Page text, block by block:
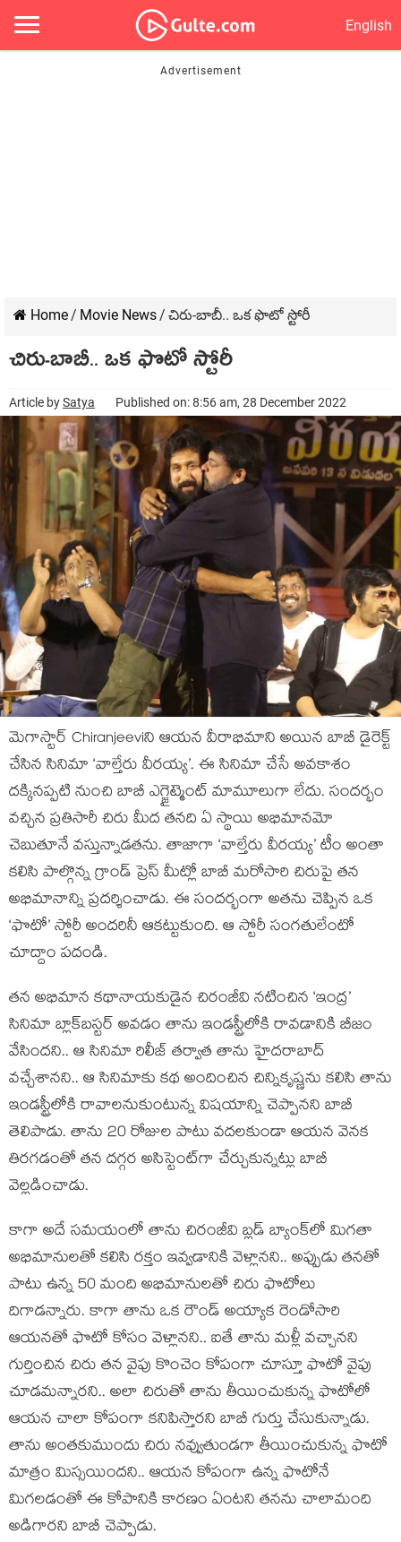
English
Home/ Movie News/ చిరు-బాబీ.. ఒక ఫొటో స్టోరీ
చిరు-బాబీ.. ఒక ఫొటో స్టోరీ
Article bySatya Published on: 8:56 am, 28 December 2022
మెగాస్టార్ Chiranjeeviని ఆయన వీరాభిమాని అయిన బాబీ డైరెక్ట్
చేసిన సినిమా ‘వాల్తేరు వీరయ్య’. ఈ సినిమా చేసే అవకాశం
దక్కినప్పటి నుంచి బాబీ ఎగ్జైట్మెంట్ మామూలుగా లేదు. సందర్భం
వచ్చిన ప్రతిసారీ చిరు మీద తనది ఏ స్థాయి అభిమానమో
చెబుతూనే వస్తున్నాడతను. తాజాగా ‘వాల్తేరు వీరయ్య’ టీం అంతా
కలిసి పాల్గొన్న గ్రాండ్ ప్రెస్ మీట్లో బాబీ మరోసారి చిరుపై తన
అభిమానాన్ని ప్రదర్శించాడు. ఈ సందర్భంగా అతను చెప్పిన ఒక
‘ఫొటో’ స్టోరీ అందరినీ ఆకట్టుకుంది. ఆ స్టోరీ సంగతులేంటో
చూద్దాం పదండి.
తన అభిమాన కథానాయకుడైన చిరంజీవి నటించిన ‘ఇంద్ర’
సినిమా బ్లాక్‌బస్టర్ అవడం తాను ఇండస్ట్రీలోకి రావడానికి బీజం
వేసిందని.. ఆ సినిమా రిలీజ్ తర్వాత తాను హైదరాబాద్
వచ్చేశానని.. ఆ సినిమాకు కథ అందించిన చిన్నికృష్ణను కలిసి తాను
ఇండస్ట్రీలోకి రావాలనుకుంటున్న విషయాన్ని చెప్పానని బాబీ
తెలిపాడు. తాను 20 రోజుల పాటు వదలకుండా ఆయన వెనక
తిరగడంతో తన దగ్గర అసిస్టెంట్‌గా చేర్చుకున్నట్లు బాబీ
వెల్లడించాడు.
కాగా అదే సమయంలో తాను చిరంజీవి బ్లడ్ బ్యాంక్‌లో మిగతా
అభిమానులతో కలిసి రక్తం ఇవ్వడానికి వెళ్లానని.. అప్పుడు తనతో
పాటు ఉన్న 50 మంది అభిమానులతో చిరు ఫొటోలు
దిగాడన్నారు. కాగా తాను ఒక రౌండ్ అయ్యాక రెండోసారి
ఆయనతో ఫొటో కోసం వెళ్లానని.. ఐతే తాను మళ్లీ వచ్చానని
గుర్తించిన చిరు తన వైపు కొంచెం కోపంగా చూస్తూ ఫొటో వైపు
చూడమన్నారని.. అలా చిరుతో తాను తీయించుకున్న ఫొటోలో
ఆయన చాలా కోపంగా కనిపిస్తారని బాబీ గుర్తు చేసుకున్నాడు.
తాను అంతకుముందు చిరు నవ్వుతుండగా తీయించుకున్న ఫొటో
మాత్రం మిస్సయిందని.. ఆయన కోపంగా ఉన్న ఫొటోనే
మిగలడంతో ఈ కోపానికి కారణం ఏంటని తనను చాలామంది
అడిగారని బాబీ చెప్పాడు.